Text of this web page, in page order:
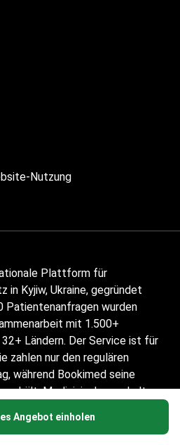
Angebot einholen
Nutzung
Plattform für
in Kyjiw, Ukraine, gegründet
Patientenanfragen wurden
mit 1.500+
Ländern. Der Service ist für
zahlen nur den regulären
während Bookimed seine
erhält. Medizinisch geschulte
begleiten sie in 10+ Sprachen